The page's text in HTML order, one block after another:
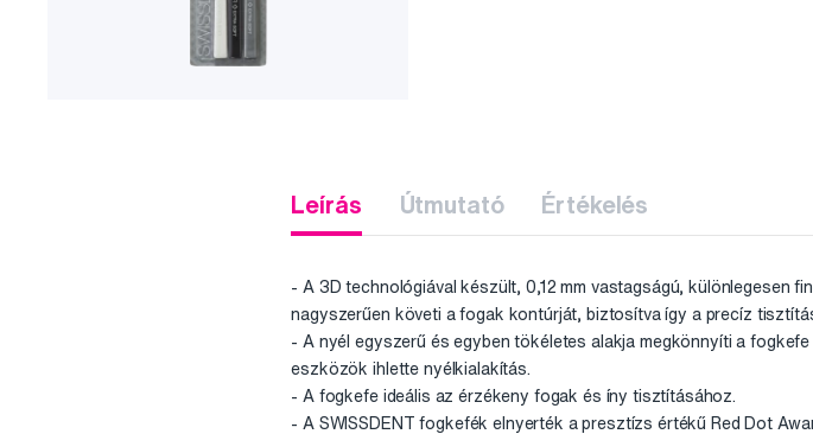
Leírás Útmutató Értékelés
- A 3D technológiával készült, 0,12 mm vastagságú, különlegesen
nagyszerűen követi a fogak kontúrját, biztosítva így a precíz
- A nyél egyszerű és egyben tökéletes alakja megkönnyíti a
eszközök ihlette nyélkialakítás.
- A fogkefe ideális az érzékeny fogak és íny tisztításához.
- A SWISSDENT fogkefék elnyerték a presztízs értékű Red Dot